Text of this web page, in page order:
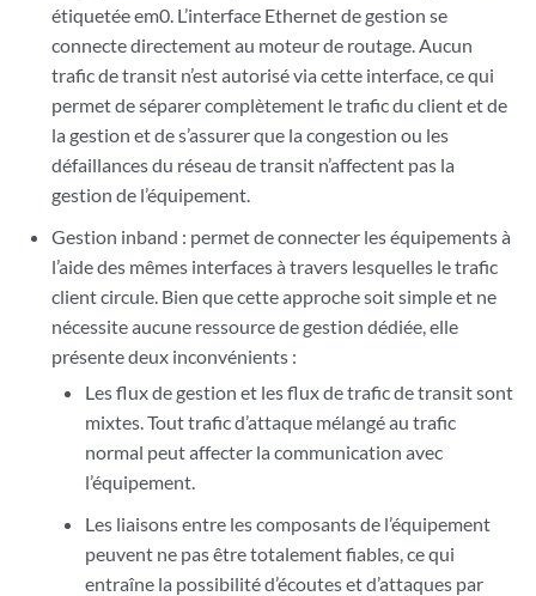
étiquetée em0. L’interface Ethernet de gestion se
connecte directement au moteur de routage. Aucun
trafic de transit n’est autorisé via cette interface, ce qui
permet de séparer complètement le trafic du client et de
la gestion et de s’assurer que la congestion ou les
défaillances du réseau de transit n’affectent pas la
gestion de l’équipement.
Gestion inband : permet de connecter les équipements à
l’aide des mêmes interfaces à travers lesquelles le trafic
client circule. Bien que cette approche soit simple et ne
nécessite aucune ressource de gestion dédiée, elle
présente deux inconvénients :
Les flux de gestion et les flux de trafic de transit sont
mixtes. Tout trafic d’attaque mélangé au trafic
normal peut affecter la communication avec
l’équipement.
Les liaisons entre les composants de l’équipement
peuvent ne pas être totalement fiables, ce qui
entraîne la possibilité d’écoutes et d’attaques par